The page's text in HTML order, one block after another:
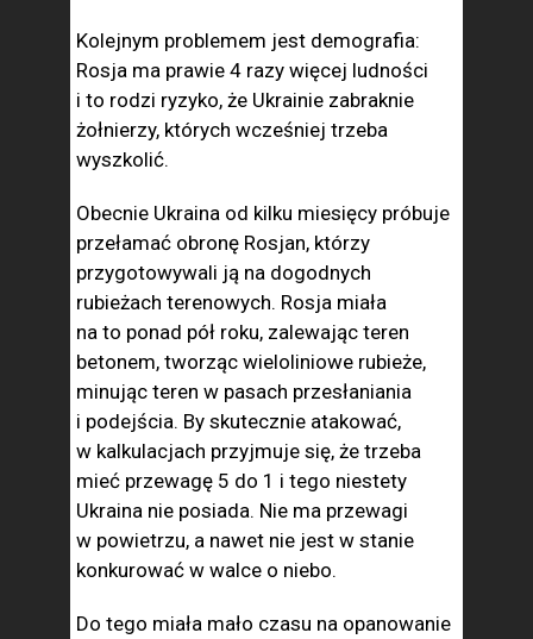
Kolejnym problemem jest demografia:
Rosja ma prawie 4 razy więcej ludności
i to rodzi ryzyko, że Ukrainie zabraknie
żołnierzy, których wcześniej trzeba
wyszkolić.
Obecnie Ukraina od kilku miesięcy próbuje
przełamać obronę Rosjan, którzy
przygotowywali ją na dogodnych
rubieżach terenowych. Rosja miała
na to ponad pół roku, zalewając teren
betonem, tworząc wieloliniowe rubieże,
minując teren w pasach przesłaniania
i podejścia. By skutecznie atakować,
w kalkulacjach przyjmuje się, że trzeba
mieć przewagę 5 do 1 i tego niestety
Ukraina nie posiada. Nie ma przewagi
w powietrzu, a nawet nie jest w stanie
konkurować w walce o niebo.
Do tego miała mało czasu na opanowanie